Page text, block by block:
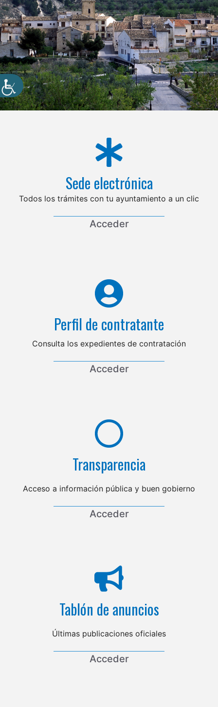
Sede electrónica
Todos los trámites con tu ayuntamiento a un clic
Acceder
Perfil de contratante
Consulta los expedientes de contratación
Acceder
Transparencia
Acceso a información pública y buen gobierno
Acceder
Tablón de anuncios
Últimas publicaciones oficiales
Acceder